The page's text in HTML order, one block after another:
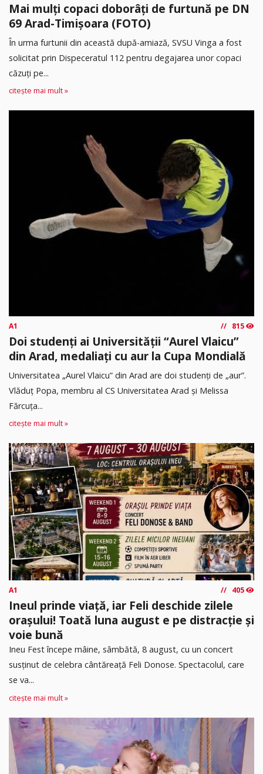
Mai mulți copaci doborâți de furtună pe DN
69 Arad-Timișoara (FOTO)
În urma furtunii din această după-amiază, SVSU Vinga a fost
solicitat prin Dispeceratul 112 pentru degajarea unor copaci
căzuți pe...
citește mai mult »
A1 815
Doi studenți ai Universității “Aurel Vlaicu”
din Arad, medaliați cu aur la Cupa Mondială
Universitatea „Aurel Vlaicu” din Arad are doi studenți de „aur”.
Vlăduț Popa, membru al CS Universitatea Arad și Melissa
Fărcuța...
citește mai mult »
A1 405
Ineul prinde viață, iar Feli deschide zilele
orașului! Toată luna august e pe distracție și
voie bună
Ineu Fest începe mâine, sâmbătă, 8 august, cu un concert
susținut de celebra cântăreață Feli Donose. Spectacolul, care
se va...
citește mai mult »